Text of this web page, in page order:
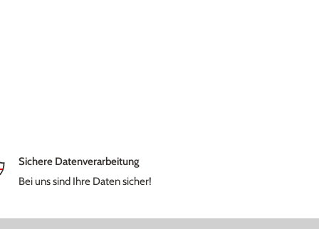
Sichere Datenverarbeitung
Bei uns sind Ihre Daten sicher!